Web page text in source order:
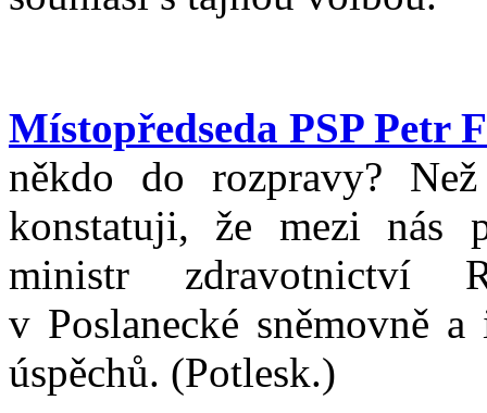
Místopředseda PSP Petr
někdo do rozpravy?
konstatuji, že mezi nás
ministr zdravotnictví
v Poslanecké sněmovně
úspěchů. (Potlesk.)